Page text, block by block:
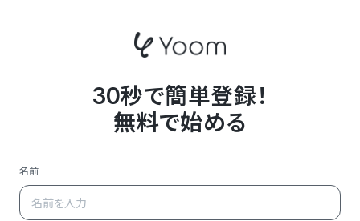
30秒で簡単登録！
無料で始める
名前